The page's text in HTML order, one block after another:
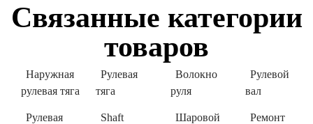
Связанные категории
товаров
Наружная
рулевая тяга
Рулевая
тяга
Волокно
руля
Рулевой
вал
Рулевая
Shaft
Шаровой
Ремонт